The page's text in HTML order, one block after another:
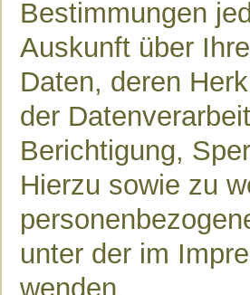
Bestimmungen
Auskunft über
Daten, deren
der
Berichtigung,
Hierzu sowie zu
unter der im
wenden.